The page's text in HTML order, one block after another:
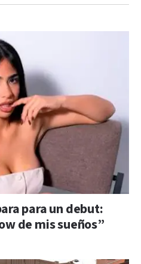
para un debut:
de mis sueños”